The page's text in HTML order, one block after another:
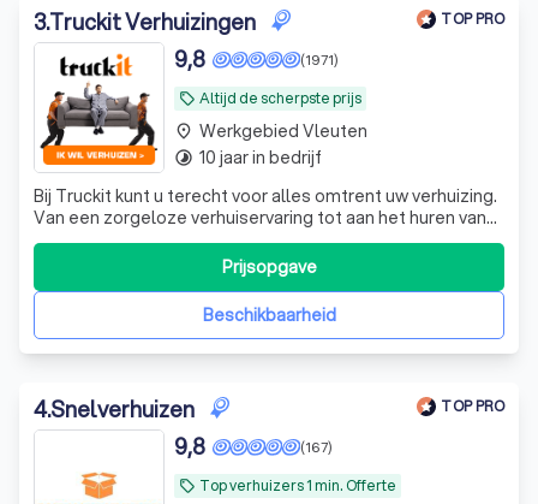
3.Truckit Verhuizingen TOP PRO
local_offer Altijd de scherpste prijs
(1971)
9,8
Bij Truckit kunt u terecht voor alles omtrent uw verhuizing.
Van een zorgeloze verhuiservaring tot aan het huren van
een verhuisbus. Onze formule heeft al duizenden
tevreden klanten door heel Nederland geholpen. Of het
nu gaat om een grote of kleine verhuisklus, ons ervaren
team regelt het allemaaBeschikbaarheid
Prijsopgave
place Werkgebied Vleuten
timelapse 10 jaar in bedrijf
4.Snelverhuizen TOP PRO
local_offer Top verhuizers 1 min. Offerte
(167)
9,8